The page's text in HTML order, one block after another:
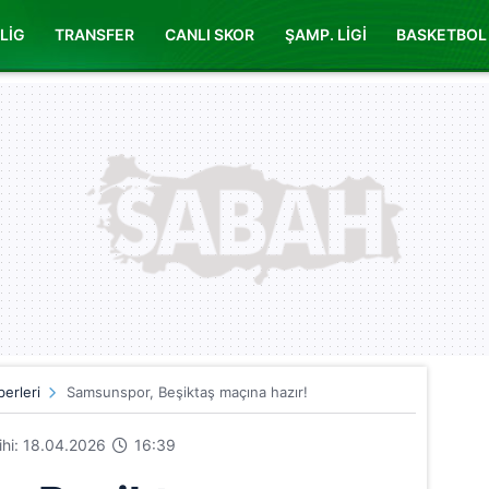
TRANSFER CANLI SKOR ŞAMP. LİGİ BASKETBOL
Samsunspor, Beşiktaş maçına hazır!
18.04.2026 16:39